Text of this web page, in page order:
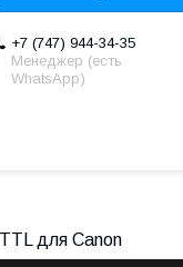
+7 (747) 944-34-35
Менеджер (есть
WhatsApp)
для Canon